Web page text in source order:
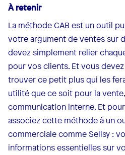
À retenir
La méthode CAB est un outil
votre argument de ventes sur
devez simplement relier
pour vos clients. Et vous
trouver ce petit plus qui les
utilité que ce soit pour la
communication interne. Et
associez cette méthode à un
commerciale comme Sellsy :
informations essentielles sur